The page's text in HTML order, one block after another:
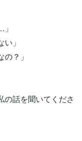
」
？」
の話を聞いてくださ